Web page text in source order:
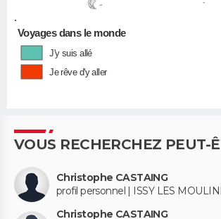
•
Voyages dans le monde
J'y suis allé
Je rêve d'y aller
VOUS RECHERCHEZ PEUT-
Christophe CASTAING
profil personnel | ISSY LES
Christophe CASTAING